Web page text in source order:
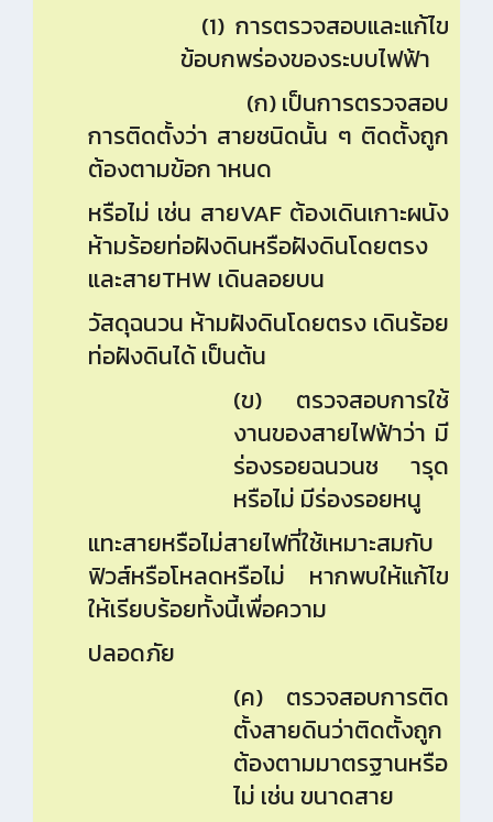
(1) การตรวจสอบและแก้ไข
ข้อบกพร่องของระบบไฟฟ้า
(ก) เป็นการตรวจสอบ
การติดตั้งว่า สายชนิดนั้น ๆ ติดตั้งถูก
ต้องตามข้อก าหนด
หรือไม่ เช่น สายVAF ต้องเดินเกาะผนัง
ห้ามร้อยท่อฝังดินหรือฝังดินโดยตรง
และสายTHW เดินลอยบน
วัสดุฉนวน ห้ามฝังดินโดยตรง เดินร้อย
ท่อฝังดินได้ เป็นต้น
(ข) ตรวจสอบการใช้
งานของสายไฟฟ้าว่า มี
ร่องรอยฉนวนช ารุด
หรือไม่ มีร่องรอยหนู
แทะสายหรือไม่สายไฟที่ใช้เหมาะสมกับ
ฟิวส์หรือโหลดหรือไม่ หากพบให้แก้ไข
ให้เรียบร้อยทั้งนี้เพื่อความ
ปลอดภัย
(ค) ตรวจสอบการติด
ตั้งสายดินว่าติดตั้งถูก
ต้องตามมาตรฐานหรือ
ไม่ เช่น ขนาดสาย